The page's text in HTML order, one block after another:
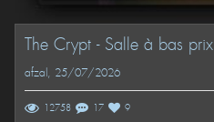
The Crypt - Salle à bas prix
afzal , 25/07/2026
12758 17 9